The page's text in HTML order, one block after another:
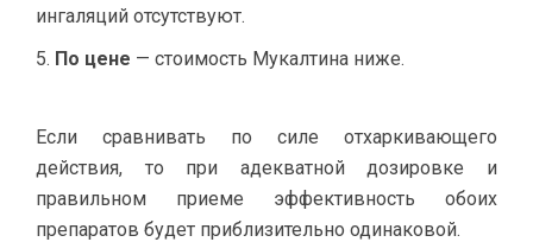
ингаляций отсутствуют.
По цене — стоимость Мукалтина ниже.
Если сравнивать по силе отхаркивающего
действия, то при адекватной дозировке и
правильном приеме эффективность обоих
препаратов будет приблизительно одинаковой.